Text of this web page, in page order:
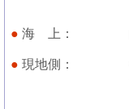
海 上
現地側